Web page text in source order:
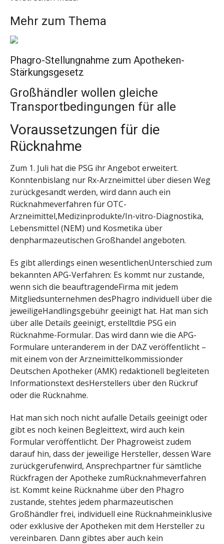
Mehr zum Thema
Phagro-Stellungnahme zum Apotheken-
Stärkungsgesetz
Großhändler wollen gleiche
Transportbedingungen für alle
Voraussetzungen für die
Rücknahme
Zum 1. Juli hat die PSG ihr Angebot erweitert.
Konntenbislang nur Rx-Arzneimittel über diesen Weg
zurückgesandt werden, wird dann auch ein
Rücknahmeverfahren für OTC-
Arzneimittel,Medizinprodukte/In-vitro-Diagnostika,
Lebensmittel (NEM) und Kosmetika über
denpharmazeutischen Großhandel angeboten.
Es gibt allerdings einen wesentlichenUnterschied zum
bekannten APG-Verfahren: Es kommt nur zustande,
wenn sich die beauftragendeFirma mit jedem
Mitgliedsunternehmen desPhagro individuell über die
jeweiligeHandlingsgebühr geeinigt hat. Hat man sich
über alle Details geeinigt, erstelltdie PSG ein
Rücknahme-Formular. Das wird dann wie die APG-
Formulare unteranderem in der DAZ veröffentlicht –
mit einem von der Arzneimittelkommissionder
Deutschen Apotheker (AMK) redaktionell begleiteten
Informationstext desHerstellers über den Rückruf
oder die Rücknahme.
Hat man sich noch nicht aufalle Details geeinigt oder
gibt es noch keinen Begleittext, wird auch kein
Formular veröffentlicht. Der Phagroweist zudem
darauf hin, dass der jeweilige Hersteller, dessen Ware
zurückgerufenwird, Ansprechpartner für sämtliche
Rückfragen der Apotheke zumRücknahmeverfahren
ist. Kommt keine Rücknahme über den Phagro
zustande, stehtes jedem pharmazeutischen
Großhändler frei, individuell eine Rücknahmeinklusive
oder exklusive der Apotheken mit dem Hersteller zu
vereinbaren. Dann gibtes aber auch kein